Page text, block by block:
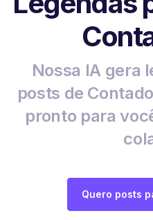
Nossa IA gera
posts de
pronto para
Quero posts